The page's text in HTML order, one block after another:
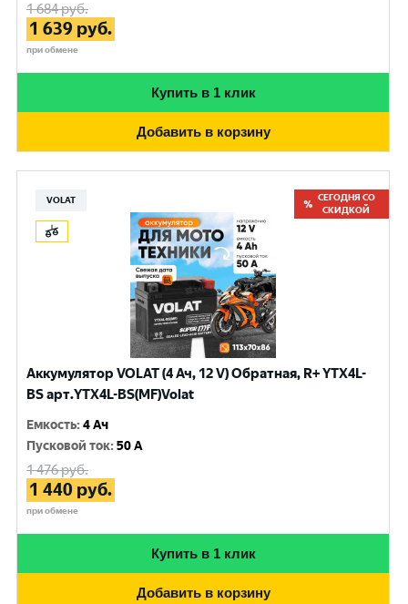
1 684руб.
1 639 руб.
при обмене
Купить в 1 клик
Добавить в корзину
VOLAT
СЕГОДНЯ СО
СКИДКОЙ
Аккумулятор VOLAT (4 Ач, 12 V) Обратная, R+ YTX4L-
BS арт.YTX4L-BS(MF)Volat
Емкость:4 Ач
Пусковой ток:50 A
1 476руб.
1 440 руб.
при обмене
Купить в 1 клик
Добавить в корзину